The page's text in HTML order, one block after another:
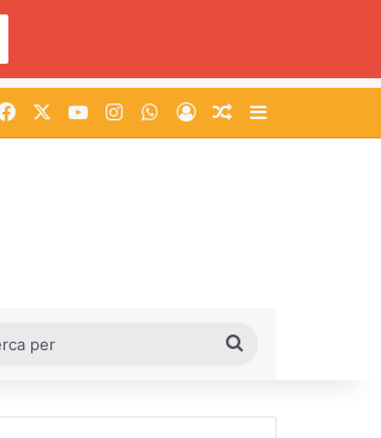
Facebook You TubeInstagramWhatsApp
AccediUn articolo a